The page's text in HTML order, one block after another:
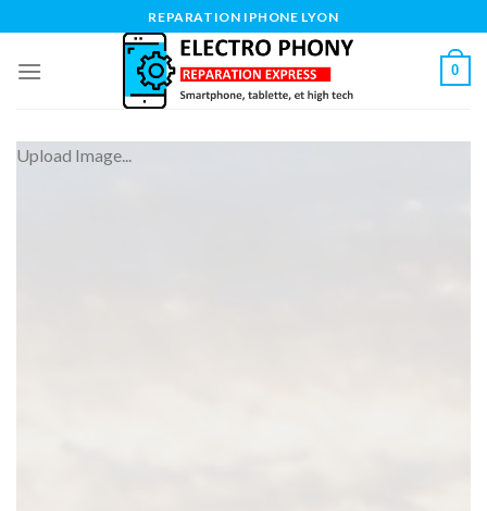
content
REPARATION IPHONE LYON
0
Upload Image...